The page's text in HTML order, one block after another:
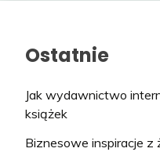
Ostatnie
Jak wydawnictwo
książek
Biznesowe inspiracje z